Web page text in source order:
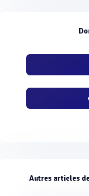
Autres articles de